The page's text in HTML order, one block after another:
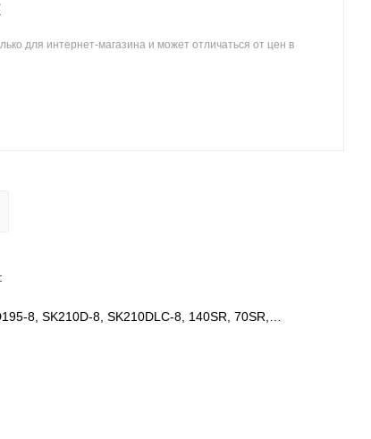
для интернет-магазина и может отличаться от цен в
8, SK210D-8, SK210DLC-8, 140SR, 70SR,